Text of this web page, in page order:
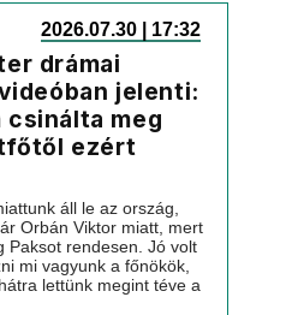
2026.07.30 | 17:32
drámai
jelenti:
csinálta meg
ezért
áll le az ország,
Orbán Viktor miatt, mert
Paksot rendesen. Jó volt
mi vagyunk a főnökök,
lettünk megint téve a